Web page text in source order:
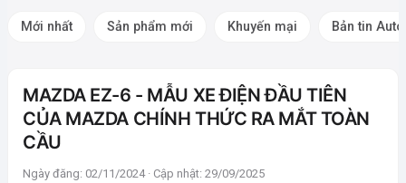
Mới nhất Sản phẩm mới Khuyến mại Bản tin
MAZDA EZ-6 - MẪU XE ĐIỆN ĐẦU TIÊN
CỦA MAZDA CHÍNH THỨC RA MẮT TOÀN
CẦU
Ngày đăng: 02/11/2024 · Cập nhật: 29/09/2025